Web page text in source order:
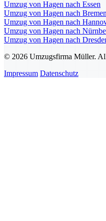
Umzug von Hagen nach Essen
Umzug von Hagen nach Bremen
Umzug von Hagen nach
Umzug von Hagen nach
Umzug von Hagen nach
© 2026 Umzugsfirma Müller.
Impressum Datenschutz